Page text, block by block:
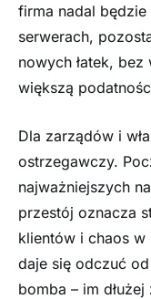
firma nadal
serwerach,
nowych łatek,
większą
Dla zarządów i
ostrzegawczy.
najważniejszych
przestój oznacza
klientów i chaos w
daje się odczuć
bomba – im